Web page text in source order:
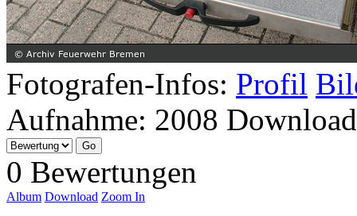
Fotografen-Infos: Profil
Aufnahme: 2008
0 Bewertungen
Album Download Zoom In